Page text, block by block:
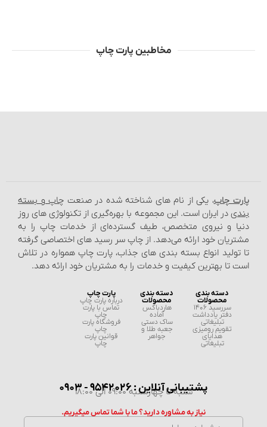
مخاطبین پارت چاپ
پارت چاپ، یکی از نام‌ های شناخته شده در صنعت چاپ و بسته‌
بندی در ایران است. این مجموعه با بهره‌گیری از تکنولوژی‌ های روز
دنیا و نیروی متخصص، طیف گسترده‌ای از خدمات چاپ را به
مشتریان خود ارائه می‌دهد. از چاپ سر رسید های اختصاصی گرفته
تا تولید انواع بسته‌ بندی‌ های جذاب، پارت چاپ همواره در تلاش
است تا بهترین کیفیت و خدمات را به مشتریان خود ارائه دهد.
دسته بندی
محصولات
سررسید 1406
دفتر یادداشت
تبلیغاتی
تقویم رومیزی
هدایای
تبلیغاتی
دسته بندی
محصولات
هاردباکس
آماده
ساک دستی
جعبه طلا و
جواهر
پارت چاپ
درباره پارت چاپ
تماس با پارت
چاپ
فروشگاه پارت
چاپ
قوانین پارت
چاپ
پشتیبانی آنلاین : 9542026 - 0903
شنبه تا چهارشنبه 09:00 الی 18:00
نیاز به مشاوره دارید؟ ما با شما تماس میگیریم.